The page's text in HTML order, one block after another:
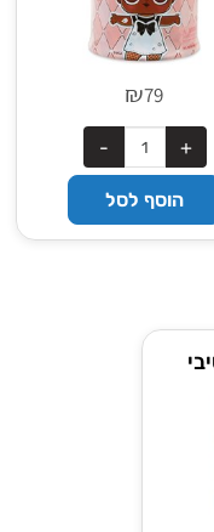
₪79
הוסף לסל